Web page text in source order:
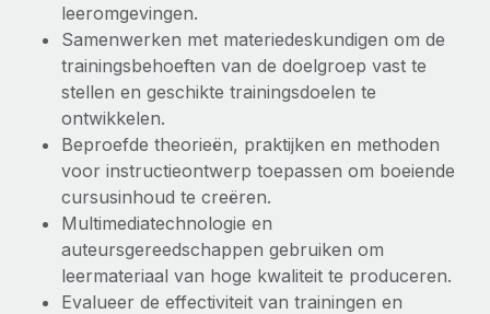
Mobiliteit en overplaatsing
Plaats werknemers moeiteloos over
Secundaire arbeidsvoorwaarden
Eenvoudig secundaire arbeidsvoorwaarden
beheren
Naar de blog
BLOG
Productupdates van Remote: Gusto- en Xero-
integraties en Contractor Management Plus
te helpen bij het aannemen, beheren en...
Meer informatie
leeromgevingen.
Samenwerken met materiedeskundigen om de
trainingsbehoeften van de doelgroep vast te
stellen en geschikte trainingsdoelen te
ontwikkelen.
Beproefde theorieën, praktijken en methoden
voor instructieontwerp toepassen om boeiende
cursusinhoud te creëren.
Multimediatechnologie en
auteursgereedschappen gebruiken om
leermateriaal van hoge kwaliteit te produceren.
Evalueer de effectiviteit van trainingen en